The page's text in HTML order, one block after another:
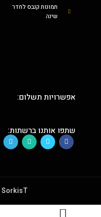
תמונות קנבס לחדר
שינה
אפשרויות תשלום:
שתפו אותנו ברשתות:
SorkisT